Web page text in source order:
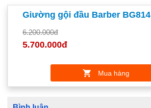
Giường gội đầu Barber BG814
6.200.000đ
5.700.000đ
Mua hàng